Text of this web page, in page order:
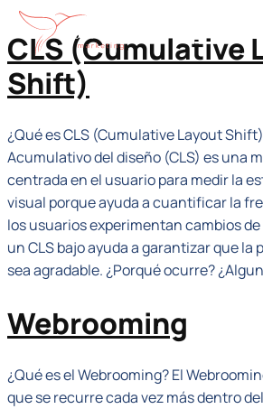
contenido
CLS (Cumulative
Shift)
¿Qué es CLS (Cumulative Layout
Acumulativo del diseño (CLS) es una
centrada en el usuario para medir la
visual porque ayuda a cuantificar la
los usuarios experimentan cambios
un CLS bajo ayuda a garantizar que la
sea agradable. ¿Porqué ocurre?
Webrooming
¿Qué es el Webrooming? El
que se recurre cada vez más dentro